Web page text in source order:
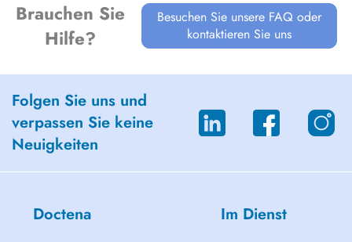
Brauchen Sie
Hilfe?
Besuchen Sie unsere FAQ oder
kontaktieren Sie uns
Folgen Sie uns und
verpassen Sie keine
Neuigkeiten
Doctena Im Dienst